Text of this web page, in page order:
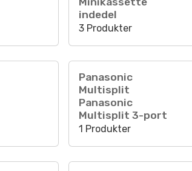
indedel
3 Produkter
Panasonic
Multisplit
Panasonic
Multisplit 3-port
1 Produkter